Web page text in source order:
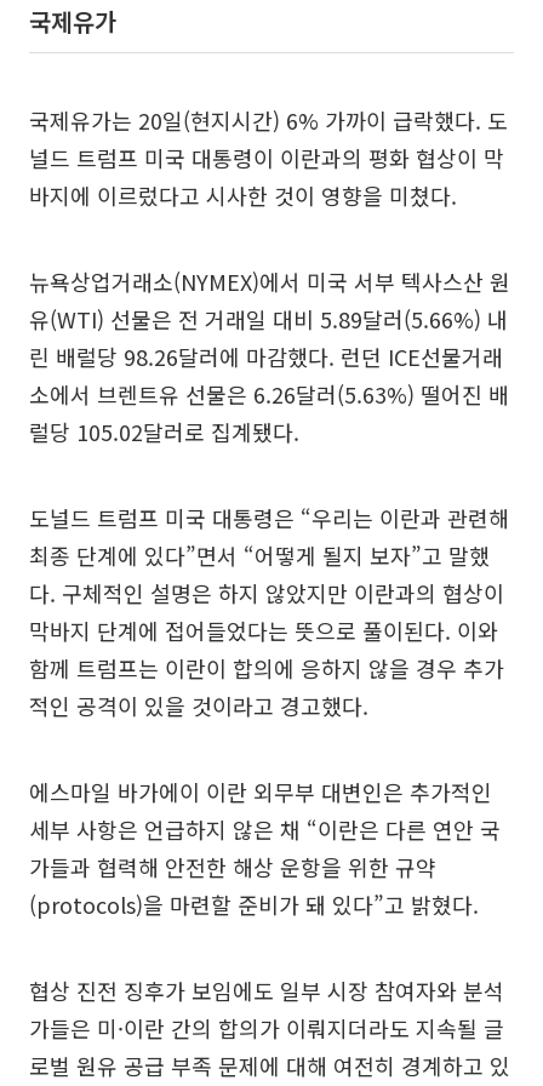
국제유가
국제유가는 20일(현지시간) 6% 가까이 급락했다. 도
널드 트럼프 미국 대통령이 이란과의 평화 협상이 막
바지에 이르렀다고 시사한 것이 영향을 미쳤다.
뉴욕상업거래소(NYMEX)에서 미국 서부 텍사스산 원
유(WTI) 선물은 전 거래일 대비 5.89달러(5.66%) 내
린 배럴당 98.26달러에 마감했다. 런던 ICE선물거래
소에서 브렌트유 선물은 6.26달러(5.63%) 떨어진 배
럴당 105.02달러로 집계됐다.
도널드 트럼프 미국 대통령은 “우리는 이란과 관련해
최종 단계에 있다”면서 “어떻게 될지 보자”고 말했
다. 구체적인 설명은 하지 않았지만 이란과의 협상이
막바지 단계에 접어들었다는 뜻으로 풀이된다. 이와
함께 트럼프는 이란이 합의에 응하지 않을 경우 추가
적인 공격이 있을 것이라고 경고했다.
에스마일 바가에이 이란 외무부 대변인은 추가적인
세부 사항은 언급하지 않은 채 “이란은 다른 연안 국
가들과 협력해 안전한 해상 운항을 위한 규약
(protocols)을 마련할 준비가 돼 있다”고 밝혔다.
협상 진전 징후가 보임에도 일부 시장 참여자와 분석
가들은 미·이란 간의 합의가 이뤄지더라도 지속될 글
로벌 원유 공급 부족 문제에 대해 여전히 경계하고 있